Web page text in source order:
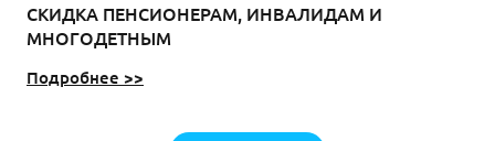
СКИДКА ПЕНСИОНЕРАМ, ИНВАЛИДАМ И
МНОГОДЕТНЫМ
Подробнее >>